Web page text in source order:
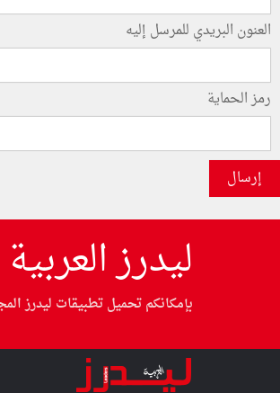
العنون البريدي للمرسل إليه
رمز الحماية
إرسال
ليدرز العربية
بإمكانكم تحميل تطبيقات ليدرز